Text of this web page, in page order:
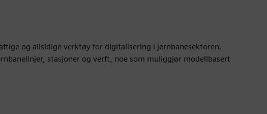
og allsidige verktøy for digitalisering i jernbanesektoren.
stasjoner og verft, noe som muliggjør modellbasert